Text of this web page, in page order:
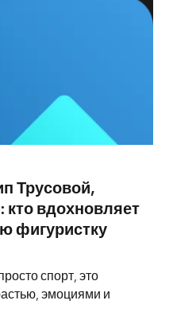
Трусовой,
вдохновляет
фигуристку
спорт, это
эмоциями и